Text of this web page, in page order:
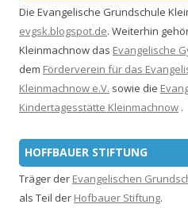
Die Evangelische Grundschule
evgsk.blogspot.de. Weiterhin
Kleinmachnow das Evangelische
dem Förderverein für das
Kleinmachnow e.V. sowie die
Kindertagesstätte Kleinmachnow .
HOFFBAUER STIFTUNG
Träger der Evangelischen
als Teil der Hofbauer Stiftung.